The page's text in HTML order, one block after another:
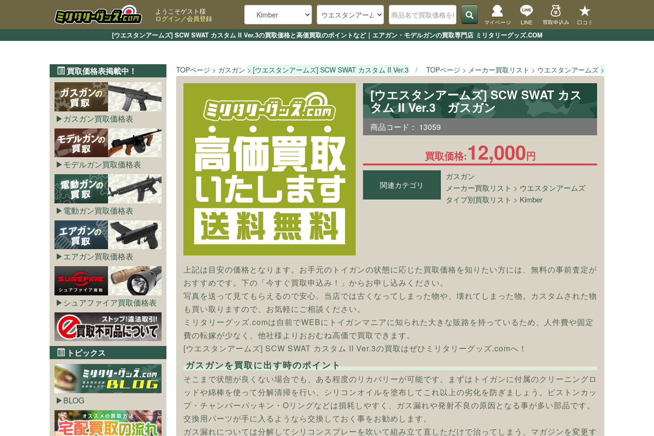
[ウエスタンアームズ] SCW SWAT カスタム II Ver.3の買取価格と高価買取のポイントなど｜エアガン・モデルガンの買取専門店 ミリタリーグッズ.COM
ようこそゲスト様
ログイン／会員登録 マイページ LINE 買取申込み 口コミ
TOPページ ガスガン [ウエスタンアームズ] SCW SWAT カスタム II Ver.3 TOPページ メーカー買取リスト ウエスタンアームズ
[ウエスタンアームズ] SCW SWAT カス
タム II Ver.3 ガスガン
商品コード： 13059
買取価格:12,000円
関連カテゴリ
ガスガン
メーカー買取リスト > ウエスタンアームズ
タイプ別買取リスト > Kimber
上記は目安の価格となります。お手元のトイガンの状態に応じた買取価格を知りたい方には、無料の事前査定が
おすすめです。下の「今すぐ買取申込み！」からお申し込みください。
写真を送って見てもらえるので安心。当店では古くなってしまった物や、壊れてしまった物。カスタムされた物
も買い取りますので、お気軽にご相談ください。
ミリタリーグッズ.comは自前でWEBにトイガンマニアに知られた大きな販路を持っているため、人件費や固定
費の転嫁が少なく、他社様よりおおむね高価で買取できます。
[ウエスタンアームズ] SCW SWAT カスタム II Ver.3の買取はぜひミリタリーグッズ.comへ！
ガスガンを買取に出す時のポイント
そこまで状態が良くない場合でも、ある程度のリカバリーが可能です。まずはトイガンに付属のクリーニングロ
ッドや綿棒を使って分解清掃を行い、シリコンオイルを塗布してこれ以上の劣化を防ぎましょう。ピストンカッ
プ・チャンバーパッキン・Oリングなどは損耗しやすく、ガス漏れや発射不良の原因となる事が多い部品です。
交換用パーツが手に入るようなら交換しておく事をお勧めします。
ガス漏れについては分解してシリコンスプレーを吹いて組み立て直しただけで治ってしまう、マガジンを変更す
買取価格表掲載中！
ガスガン買取価格表
モデルガン買取価格表
電動ガン買取価格表
エアガン買取価格表
シュアファイア買取価格表
トピックス
BLOG